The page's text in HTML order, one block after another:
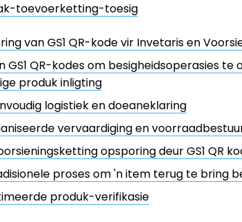
toevoerketting-toesig
van GS1 QR-kode vir Invetaris en
GS1 QR-kodes om besigheidsoperasies te
produk inligting
logistiek en doeaneklaring
vervaardiging en
opsporing deur GS1 QR
proses om 'n item terug te bring
produk-verifikasie